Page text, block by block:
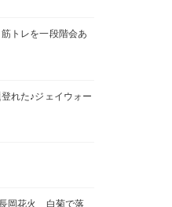
トレを一段階会あ
れた♪ジェイウォー
岡花火 白菊で落